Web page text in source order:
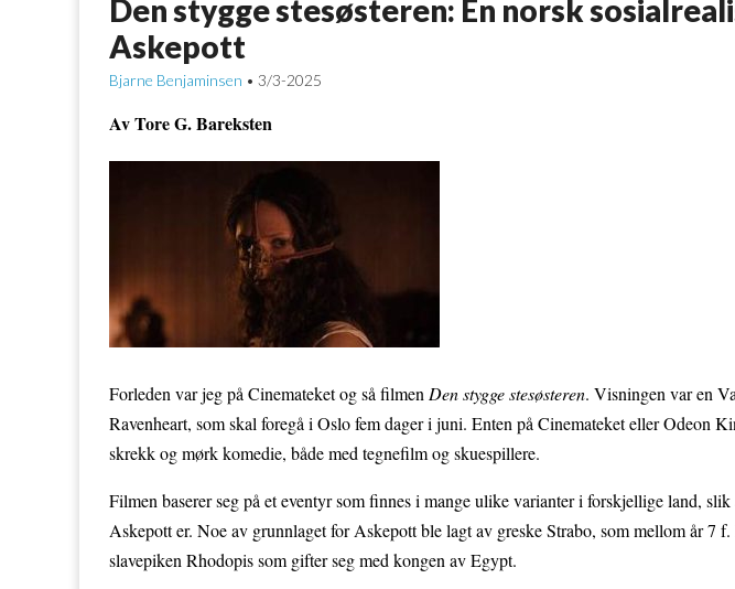
Den stygge stesøsteren: En norsk
Askepott
Bjarne Benjaminsen • 3/3-2025
Av Tore G. Bareksten
Forleden var jeg på Cinemateket og så filmenDen stygge stesøsteren. Visningen var en
Ravenheart, som skal foregå i Oslo fem dager i juni. Enten på Cinemateket eller Odeon
skrekk og mørk komedie, både med tegnefilm og skuespillere.
Filmen baserer seg på et eventyr som finnes i mange ulike varianter i forskjellige land,
Askepott er. Noe av grunnlaget for Askepott ble lagt av greske Strabo, som mellom år 7
slavepiken Rhodopis som gifter seg med kongen av Egypt.